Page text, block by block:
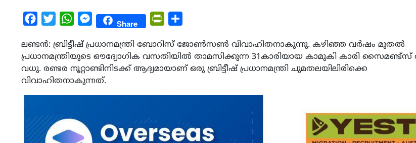
Facebook
Twitter WhatsAppMessengerShare PrintFriendly
ലണ്ടൻ: ബ്രിട്ടീഷ്​ പ്രധാനമന്ത്രി ബോറിസ്​ ജോൺസൺ വിവാഹിതനാകുന്നു. കഴിഞ്ഞ വർഷം മുതൽ
പ്രധാനമന്ത്രിയുടെ ഔദ്യോഗിക വസതിയിൽ താമസിക്കുന്ന 31കാരിയായ കാമുകി കാരി
വധു. രണ്ടര നൂറ്റാണ്ടിനിടക്ക്​ ആദ്യമായാണ്​ ഒരു ബ്രിട്ടീഷ്​ പ്രധാനമന്ത്രി ചുമതലയിലി​രിക്കെ
വിവാഹിതനാകുന്നത്​.